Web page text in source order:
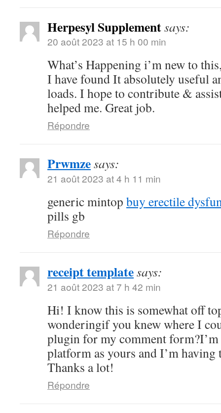
Herpesyl Supplementsays:
20 août 2023 at 15 h 00 min
What’s Happening i’m new to
I have found It absolutely useful
loads. I hope to contribute &
helped me. Great job.
Répondre
Prwmzesays:
21 août 2023 at 4 h 11 min
generic mintop buy erectile
pills gb
Répondre
receipt templatesays:
21 août 2023 at 7 h 42 min
Hi! I know this is somewhat off
wonderingif you knew where I
plugin for my comment
platform as yours and I’m
Thanks a lot!
Répondre